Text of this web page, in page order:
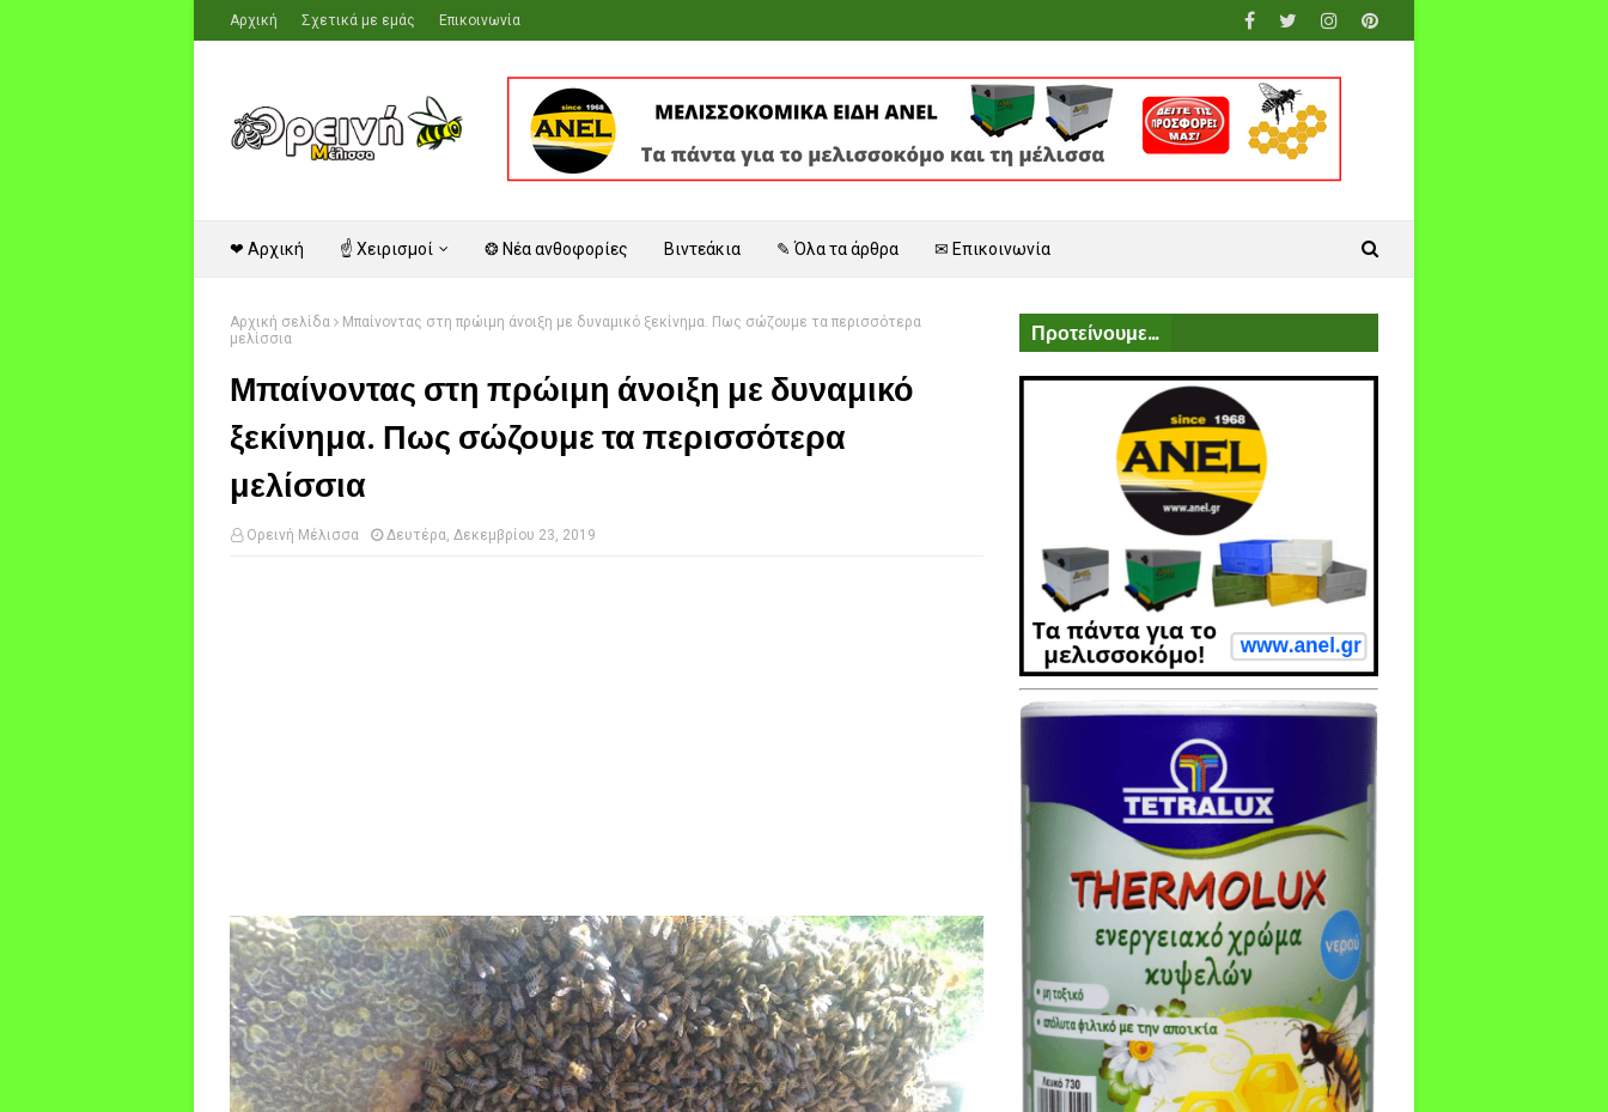
Αρχική Σχετικά με εμάς Επικοινωνία
❤ Αρχική ☝ Χειρισμοί ❂ Νέα ανθοφορίες Βιντεάκια ✎ Όλα τα άρθρα ✉ Επικοινωνία
Αρχική σελίδα
Μπαίνοντας στη πρώιμη άνοιξη με δυναμικό ξεκίνημα. Πως σώζουμε τα περισσότερα
μελίσσια
Μπαίνοντας στη πρώιμη άνοιξη με δυναμικό
ξεκίνημα. Πως σώζουμε τα περισσότερα
μελίσσια
Ορεινή Μέλισσα Δευτέρα, Δεκεμβρίου 23, 2019
Προτείνουμε...